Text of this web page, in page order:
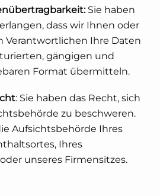
Sie haben
dass wir Ihnen oder
Verantwortlichen Ihre Daten
gängigen und
Format übermitteln.
: Sie haben das Recht, sich
zu beschweren.
Aufsichtsbehörde Ihres
Ihres
unseres Firmensitzes.